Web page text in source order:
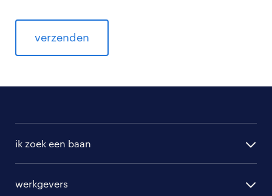
verzenden
ik zoek een baan
werkgevers